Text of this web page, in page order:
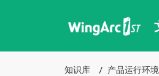
知识库 产品运行环境